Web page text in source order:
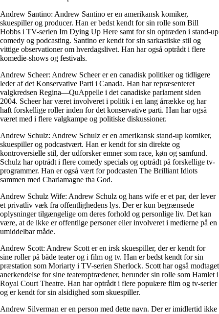
Andrew Santino: Andrew Santino er en amerikansk komiker,
skuespiller og producer. Han er bedst kendt for sin rolle som Bill
Hobbs i TV-serien Im Dying Up Here samt for sin optræden i stand-up
comedy og podcasting. Santino er kendt for sin sarkastiske stil og
vittige observationer om hverdagslivet. Han har også optrådt i flere
komedie-shows og festivals.
Andrew Scheer: Andrew Scheer er en canadisk politiker og tidligere
leder af det Konservative Parti i Canada. Han har repræsenteret
valgkredsen Regina—QuAppelle i det canadiske parlament siden
2004. Scheer har været involveret i politik i en lang årrække og har
haft forskellige roller inden for det konservative parti. Han har også
været med i flere valgkampe og politiske diskussioner.
Andrew Schulz: Andrew Schulz er en amerikansk stand-up komiker,
skuespiller og podcastvært. Han er kendt for sin direkte og
kontroversielle stil, der udforsker emner som race, køn og samfund.
Schulz har optrådt i flere comedy specials og optrådt på forskellige tv-
programmer. Han er også vært for podcasten The Brilliant Idiots
sammen med Charlamagne tha God.
Andrew Schulz Wife: Andrew Schulz og hans wife er et par, der lever
et privatliv væk fra offentlighedens lys. Der er kun begrænsede
oplysninger tilgængelige om deres forhold og personlige liv. Det kan
være, at de ikke er offentlige personer eller involveret i medierne på en
umiddelbar måde.
Andrew Scott: Andrew Scott er en irsk skuespiller, der er kendt for
sine roller på både teater og i film og tv. Han er bedst kendt for sin
præstation som Moriarty i TV-serien Sherlock. Scott har også modtaget
anerkendelse for sine teateroptrædener, herunder sin rolle som Hamlet i
Royal Court Theatre. Han har optrådt i flere populære film og tv-serier
og er kendt for sin alsidighed som skuespiller.
Andrew Silverman er en person med dette navn. Der er imidlertid ikke